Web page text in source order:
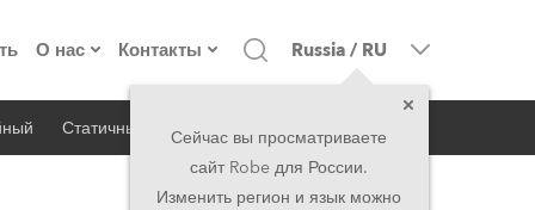
О нас
о компании
Сделано в Европе
Контакты
Головной офис
Головной офис
Russia / RU
Сейчас вы просматриваете
сайт Robe для России.
Изменить регион и язык можно
Статичный iSeries